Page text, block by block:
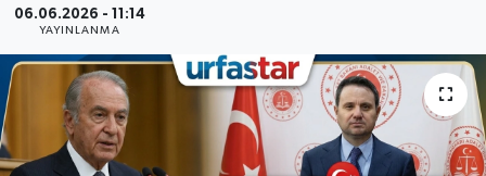
06.06.2026 - 11:14
YAYINLANMA